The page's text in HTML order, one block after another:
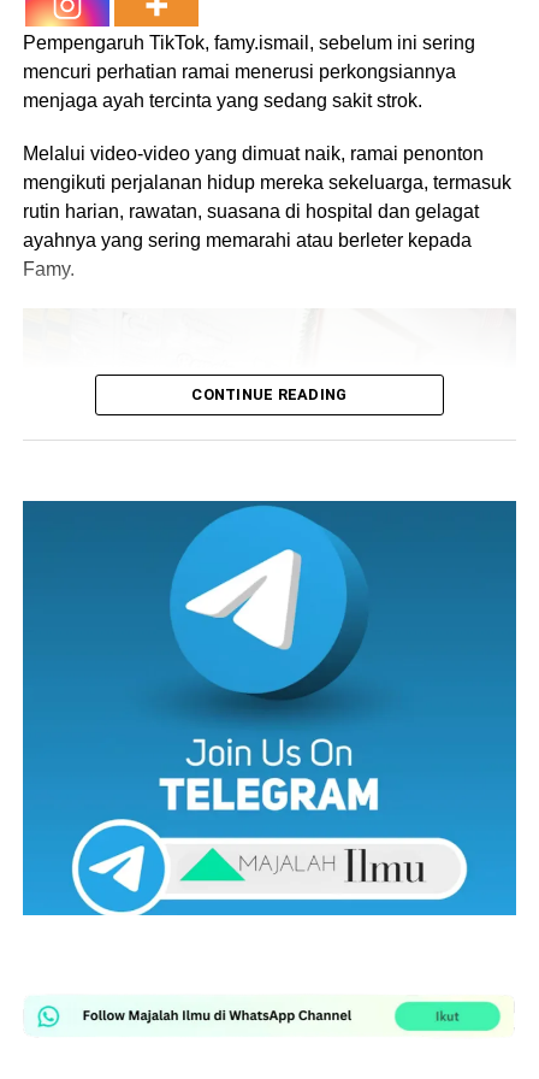
Video penuh remaja pecah tabung masjid :
Penyelamat Bestari Jaya telah dikejarkan ke lokasi
kejadian.
Pasukan bomba tiba di lokasi kira-kira jam 8.13 malam
Pempengaruh TikTok, famy.ismail, sebelum ini sering
mencuri perhatian ramai menerusi perkongsiannya
menjaga ayah tercinta yang sedang sakit strok.
Melalui video-video yang dimuat naik, ramai penonton
mengikuti perjalanan hidup mereka sekeluarga, termasuk
rutin harian, rawatan, suasana di hospital dan gelagat
ayahnya yang sering memarahi atau berleter kepada
Famy.
Walaupun sering dimarahi, Famy tetap sabar melayan
kerenah ayahnya. Malah, hubungan mereka membuatkan
CONTINUE READING